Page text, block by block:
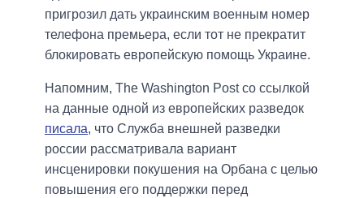
пригрозил дать украинским военным номер
телефона премьера, если тот не прекратит
блокировать европейскую помощь Украине.
Напомним, The Washington Post со ссылкой
на данные одной из европейских разведок
писала, что Служба внешней разведки
россии рассматривала вариант
инсценировки покушения на Орбана с целью
повышения его поддержки перед